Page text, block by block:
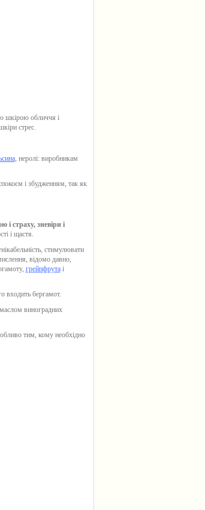
шкірою обличчя і
стрес.
, неролі: виробникам
і збудженням, так як
і страху, зневіри і
і щастя.
стимулювати
відомо давно,
грейпфрутаі
входить бергамот.
виноградних
тим, кому необхідно